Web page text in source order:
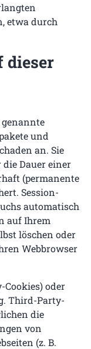
etwa durch
dieser
und
an. Sie
Dauer einer
(permanente
Session-
automatisch
auf Ihrem
löschen oder
Webbrowser
oder
Third-Party-
die
von
(z. B.